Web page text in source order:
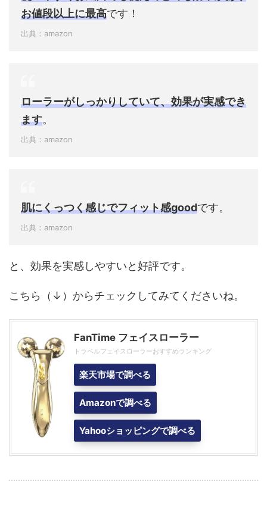
お値段以上に最高です！
出典：amazon
ローラーがしっかりしていて、効果が実感でき
ます。
出典：amazon
肌にくっつく感じでフィット感goodです。
出典：amazon
と、効果を実感しやすいと好評です。
こちら（↓）からチェックしてみてくださいね。
FanTime フェイスローラー
トラベルフェイスローラーおすすめランキング
楽天市場で調べる
Amazonで調べる
Yahooショッピングで調べる